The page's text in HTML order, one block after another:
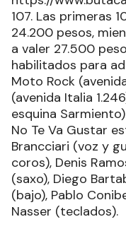
107. Las primeras
24.200 pesos,
a valer 27.500
habilitados para
Moto Rock
(avenida Italia
esquina
No Te Va Gustar
Brancciari (voz y
coros), Denis
(saxo), Diego
(bajo), Pablo
Nasser (teclados).